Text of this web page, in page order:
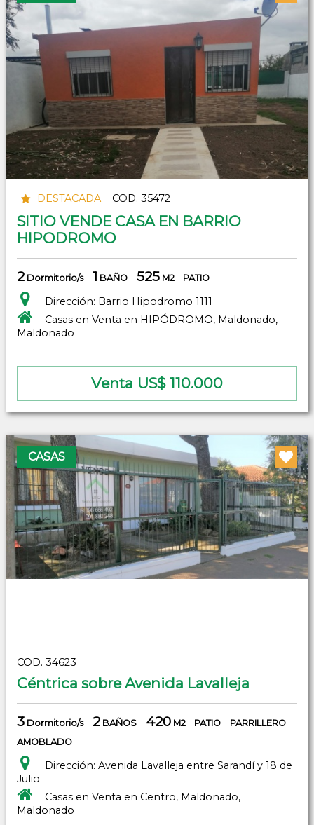
DESTACADA COD. 35472
SITIO VENDE CASA EN BARRIO
HIPODROMO
2 Dormitorio/s 1 BAÑO 525M2 PATIO
Dirección: Barrio Hipodromo 1111
Casas en Venta en HIPÓDROMO, Maldonado,
Maldonado
Venta US$ 110.000
CASAS
COD. 34623
Céntrica sobre Avenida Lavalleja
3 Dormitorio/s 2BAÑOS 420M2 PATIO
PARRILLERO
AMOBLADO
Dirección: Avenida Lavalleja entre Sarandí y 18 de
Julio
Casas en Venta en Centro, Maldonado,
Maldonado